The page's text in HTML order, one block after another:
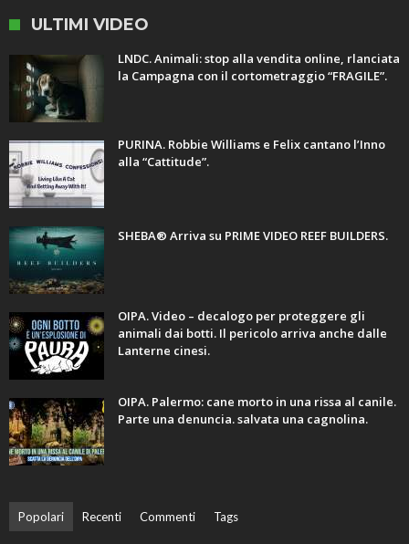
ULTIMI VIDEO
LNDC. Animali: stop alla vendita online, rlanciata
la Campagna con il cortometraggio “FRAGILE”.
PURINA. Robbie Williams e Felix cantano l’Inno
alla “Cattitude”.
SHEBA® Arriva su PRIME VIDEO REEF BUILDERS.
OIPA. Video – decalogo per proteggere gli
animali dai botti. Il pericolo arriva anche dalle
Lanterne cinesi.
OIPA. Palermo: cane morto in una rissa al canile.
Parte una denuncia. salvata una cagnolina.
Popolari Recenti Commenti Tags